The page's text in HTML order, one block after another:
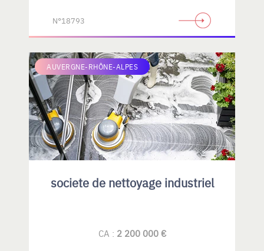
N°18793
AUVERGNE-RHÔNE-ALPES
societe de nettoyage industriel
CA : 2 200 000 €